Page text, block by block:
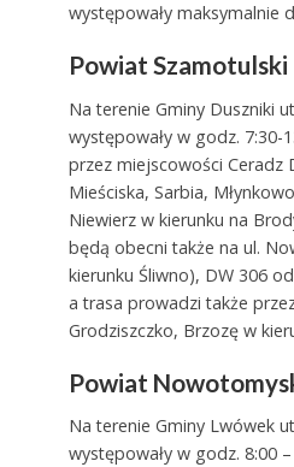
występowały maksymalnie
Powiat Szamotulski
Na terenie Gminy Duszniki
występowały w godz. 7:30-
przez miejscowości Ceradz
Mieściska, Sarbia,
Niewierz w kierunku na
będą obecni także na ul.
kierunku Śliwno), DW 306
a trasa prowadzi także
Grodziszczko, Brzozę w
Powiat
Na terenie Gminy Lwówek
występowały w godz. 8:00